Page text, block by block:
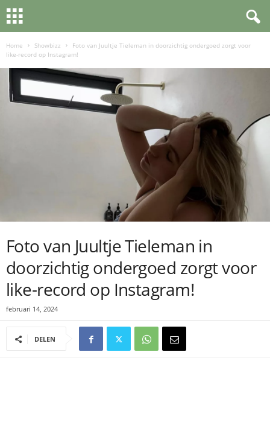
Home Showbizz
Foto van Juultje Tieleman in doorzichtig ondergoed zorgt voor
like-record op Instagram!
Foto van Juultje Tieleman in
doorzichtig ondergoed zorgt voor
like-record op Instagram!
februari 14, 2024
DELEN